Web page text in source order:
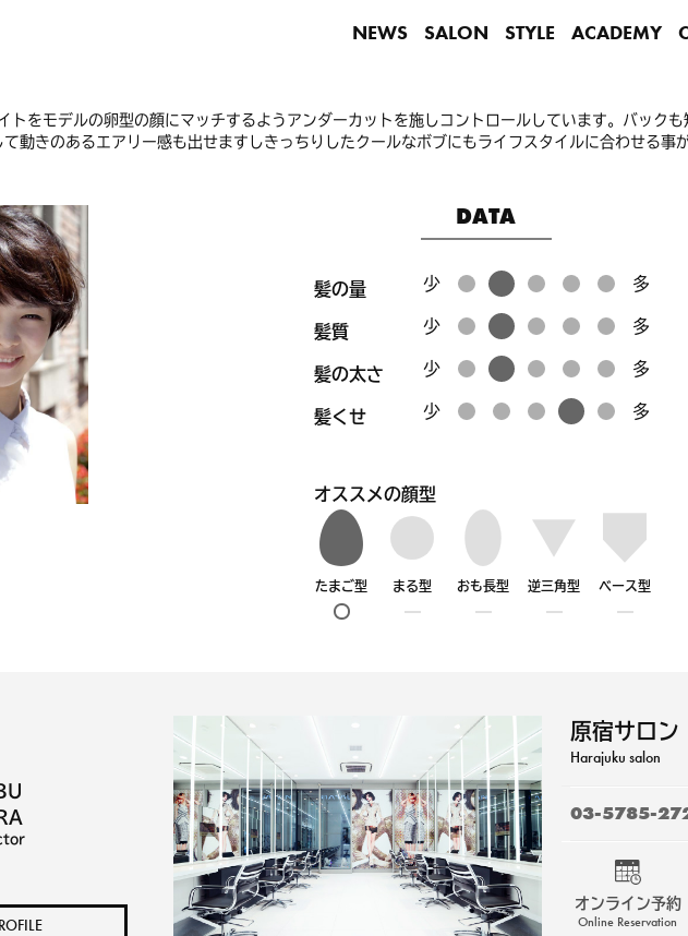
NEWS SALON STYLE ACADEMY
トをモデルの卵型の顔にマッチするようアンダーカットを施しコントロールしています。バック
動きのあるエアリー感も出せますしきっちりしたクールなボブにもライフスタイルに合わせる事
DATA
髪の量
髪質
髪の太さ
髪くせ
オススメの顔型
たまご型 まる型 おも長型 逆三角型 ベース型
原宿サロン
Harajuku salon
03-5785-
オンライン予約
Online Reservation